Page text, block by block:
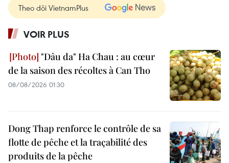
Theo dõi VietnamPlus
VOIR PLUS
"Dâu da" Ha Chau : au cœur
de la saison des récoltes à Can Tho
08/08/2026 01:30
Dong Thap renforce le contrôle de sa
flotte de pêche et la traçabilité des
produits de la pêche